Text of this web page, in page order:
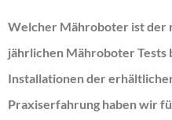
Welcher Mähroboter ist der
jährlichen Mähroboter Tests
Installationen der
Praxiserfahrung haben wir